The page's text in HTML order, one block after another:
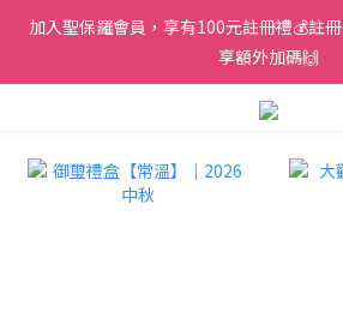
加入聖保羅會員，享有100元註冊禮💰註
享額外加碼🙌